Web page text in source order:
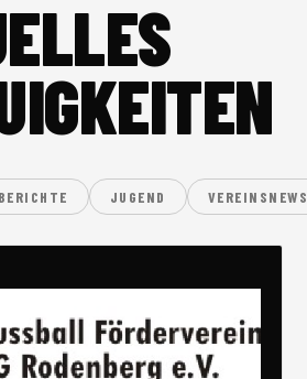
JUGEND VEREINSNEWS